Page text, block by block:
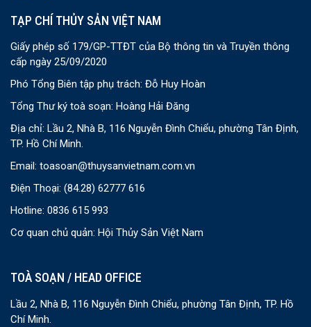
TẠP CHÍ THỦY SẢN VIỆT NAM
Giấy phép số 179/GP-TTĐT của Bộ thông tin và Truyền thông
cấp ngày 25/09/2020
Phó Tổng Biên tập phụ trách: Đỗ Huy Hoàn
Tổng Thư ký toà soạn: Hoàng Hải Đăng
Địa chỉ: Lầu 2, Nhà B, 116 Nguyễn Đình Chiểu, phường Tân Định,
TP. Hồ Chí Minh.
Email: toasoan@thuysanvietnam.com.vn
Điện Thoại: (84.28) 62777 616
Hotline: 0836 615 993
Cơ quan chủ quản: Hội Thủy Sản Việt Nam
TOÀ SOẠN / HEAD OFFICE
Lầu 2, Nhà B, 116 Nguyễn Đình Chiểu, phường Tân Định, TP. Hồ
Chí Minh.